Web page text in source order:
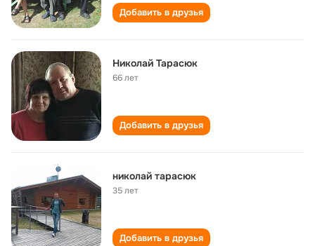
Добавить в друзья
Николай Тарасюк
66 лет
Добавить в друзья
николай тарасюк
35 лет
Добавить в друзья